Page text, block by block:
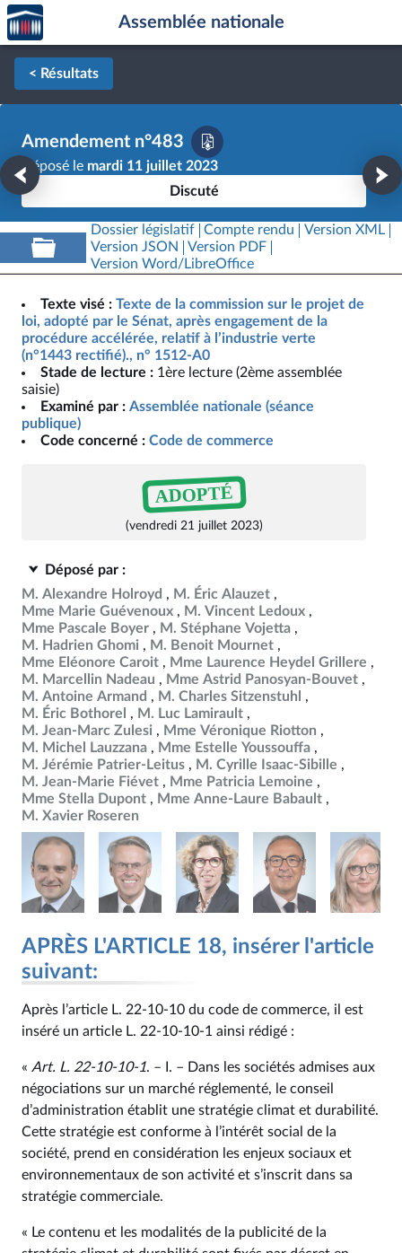
Aller au contenu
Aller en bas de la page
Accèder
à la
page
d'accueil
Assemblée nationale
< Résultats
Amendement n°483
Déposé le mardi 11 juillet 2023
Discuté
Dossier législatif Compte rendu
Version XML
Version JSON
Version PDF
Version Word/LibreOffice
Texte visé : Texte de la commission sur le projet de
loi, adopté par le Sénat, après engagement de la
procédure accélérée, relatif à l’industrie verte
(n°1443 rectifié)., n° 1512-A0
Stade de lecture : 1ère lecture (2ème assemblée
saisie)
Examiné par : Assemblée nationale (séance
publique)
Code concerné : Code de commerce
ADOPTÉ
(vendredi 21 juillet 2023)
Déposé par :
M. Alexandre Holroyd
M. Éric Alauzet
Mme Marie Guévenoux
M. Vincent Ledoux
Mme Pascale Boyer
M. Stéphane Vojetta
M. Hadrien Ghomi
M. Benoit Mournet
Mme Eléonore Caroit
Mme Laurence Heydel Grillere
M. Marcellin Nadeau
Mme Astrid Panosyan-Bouvet
M. Antoine Armand
M. Charles Sitzenstuhl
M. Éric Bothorel
M. Luc Lamirault
M. Jean-Marc Zulesi
Mme Véronique Riotton
M. Michel Lauzzana
Mme Estelle Youssouffa
M. Jérémie Patrier-Leitus
M. Cyrille Isaac-Sibille
M. Jean-Marie Fiévet
Mme Patricia Lemoine
Mme Stella Dupont
Mme Anne-Laure Babault
M. Xavier Roseren
APRÈS L'ARTICLE 18, insérer l'article
suivant:
Après l’article L. 22‑10‑10 du code de commerce, il est
inséré un article L. 22‑10‑10‑1 ainsi rédigé :
« Art. L. 22‑10‑10‑1. – I. – Dans les sociétés admises aux
négociations sur un marché réglementé, le conseil
d’administration établit une stratégie climat et durabilité.
Cette stratégie est conforme à l’intérêt social de la
société, prend en considération les enjeux sociaux et
environnementaux de son activité et s’inscrit dans sa
stratégie commerciale.
« Le contenu et les modalités de la publicité de la